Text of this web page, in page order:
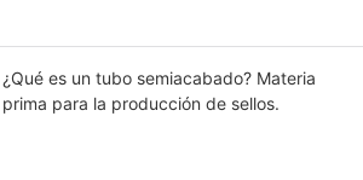
¿Qué es un tubo semiacabado? Materia
prima para la producción de sellos.